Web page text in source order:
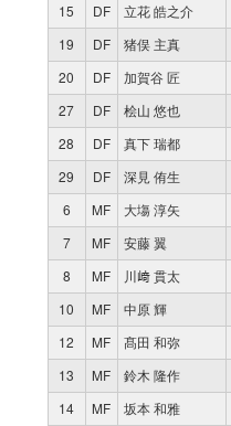
15
DF 立花 皓之介
19
DF 猪俣 主真
20
DF 加賀谷 匠
27
DF 桧山 悠也
28
DF 真下 瑞都
29
DF 深見 侑生
6
MF 大塲 淳矢
7
MF 安藤 翼
8
MF 川﨑 貫太
10
MF 中原 輝
12
MF 髙田 和弥
13
MF 鈴木 隆作
14
MF 坂本 和雅